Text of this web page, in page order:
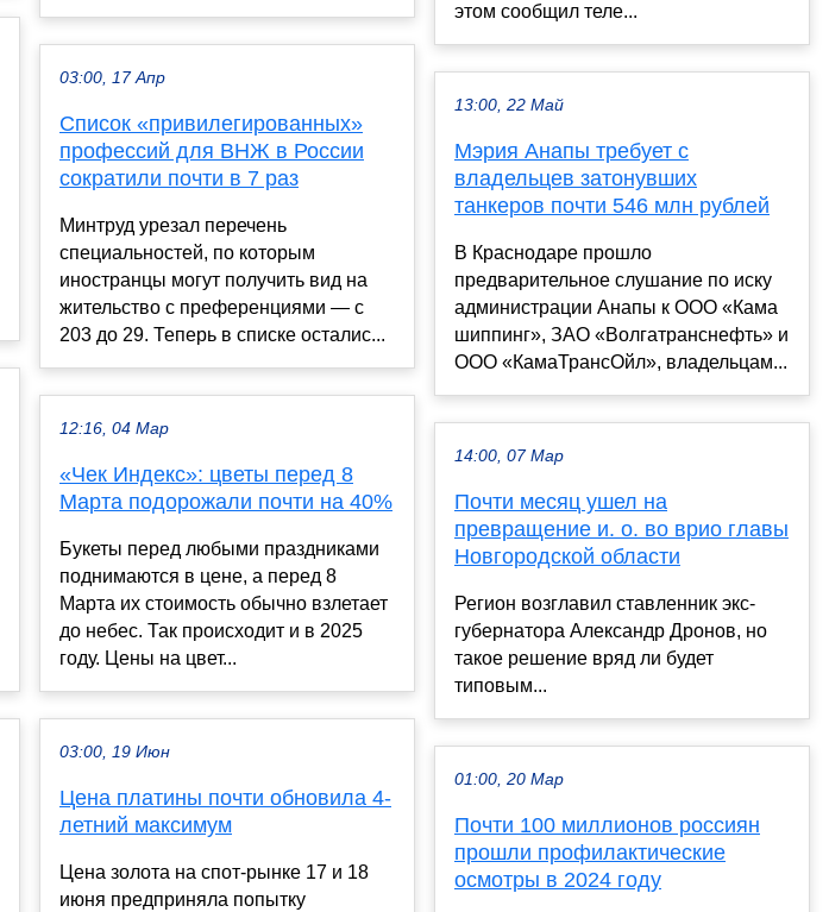
03:00, 17 Апр
Список «привилегированных»
профессий для ВНЖ в России
сократили почти в 7 раз
Минтруд урезал перечень
специальностей, по которым
иностранцы могут получить вид на
жительство с преференциями — с
203 до 29. Теперь в списке осталис...
12:16, 04 Мар
«Чек Индекс»: цветы перед 8
Марта подорожали почти на 40%
Букеты перед любыми праздниками
поднимаются в цене, а перед 8
Марта их стоимость обычно взлетает
до небес. Так происходит и в 2025
году. Цены на цвет...
03:00, 19 Июн
Цена платины почти обновила 4-
летний максимум
Цена золота на спот-рынке 17 и 18
июня предприняла попытку
этом сообщил теле...
13:00, 22 Май
Мэрия Анапы требует с
владельцев затонувших
танкеров почти 546 млн рублей
В Краснодаре прошло
предварительное слушание по иску
администрации Анапы к ООО «Кама
шиппинг», ЗАО «Волгатранснефть» и
ООО «КамаТрансОйл», владельцам...
14:00, 07 Мар
Почти месяц ушел на
превращение и. о. во врио главы
Новгородской области
Регион возглавил ставленник экс-
губернатора Александр Дронов, но
такое решение вряд ли будет
типовым...
01:00, 20 Мар
Почти 100 миллионов россиян
прошли профилактические
осмотры в 2024 году